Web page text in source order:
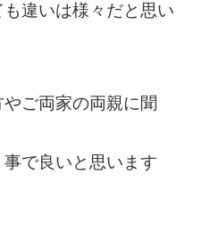
違いは様々だと思い
ご両家の両親に聞
で良いと思います